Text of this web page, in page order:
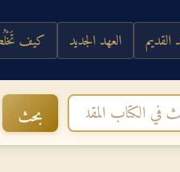
القديم العهد الجديد كيف
بحث